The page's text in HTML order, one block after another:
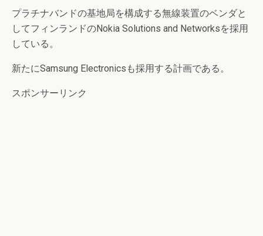
プラチナバンドの基地局を構成する無線装置のベンダと
してフィンランドのNokia Solutions and Networksを採用
している。
新たにSamsung Electronicsも採用する計画である。
スポンサーリンク